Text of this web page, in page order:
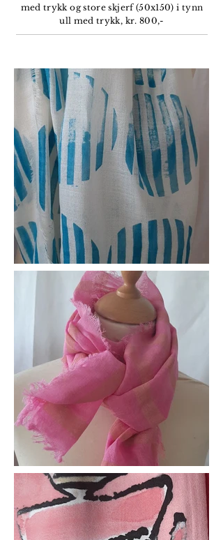
med trykk og store skjerf (50x150) i tynn
ull med trykk, kr. 800,-